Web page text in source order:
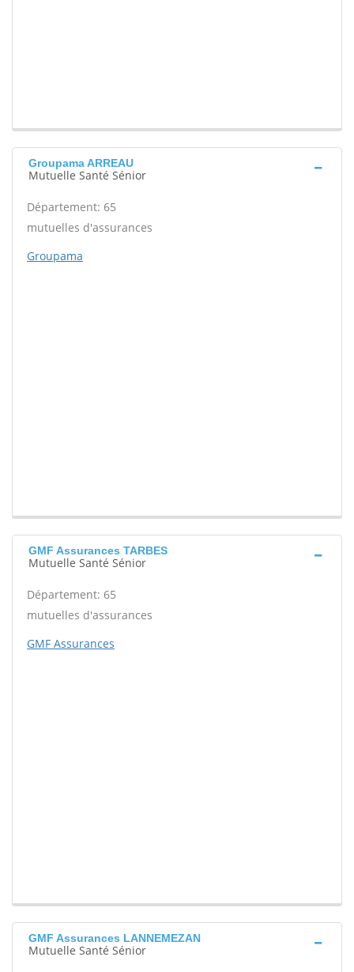
Groupama ARREAU
Mutuelle Santé Sénior
Département: 65
mutuelles d'assurances
Groupama
GMF Assurances TARBES
Mutuelle Santé Sénior
Département: 65
mutuelles d'assurances
GMF Assurances
GMF Assurances LANNEMEZAN
Mutuelle Santé Sénior